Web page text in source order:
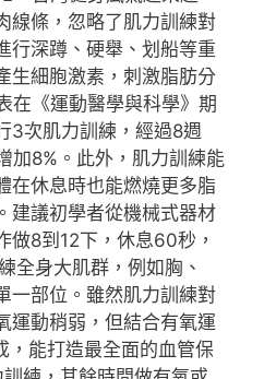
線條，忽略了肌力訓練對
行深蹲、硬舉、划船等重
生細胞激素，刺激脂肪分
在《運動醫學與科學》期
3次肌力訓練，經過8週
加8%。此外，肌力訓練能
在休息時也能燃燒更多脂
建議初學者從機械式器材
做8到12下，休息60秒，
全身大肌群，例如胸、
一部位。雖然肌力訓練對
運動稍弱，但結合有氧運
，能打造最全面的血管保